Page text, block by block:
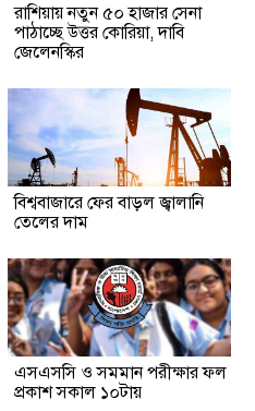
রাশিয়ায় নতুন ৫০ হাজার সেনা
পাঠাচ্ছে উত্তর কোরিয়া, দাবি
জেলেনস্কির
বিশ্ববাজারে ফের বাড়ল জ্বালানি
তেলের দাম
এসএসসি ও সমমান পরীক্ষার ফল
প্রকাশ সকাল ১০টায়